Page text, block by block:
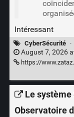
Intéressant
CyberSécurité ·
August 7, 2026
https://www.zataz.com/
Le système
Observatoire